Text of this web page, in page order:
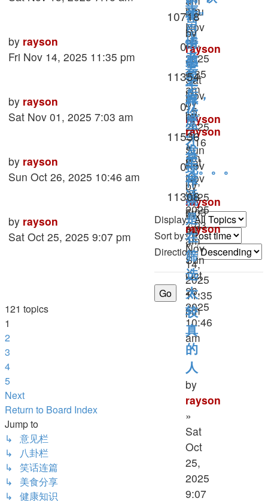
pm
Thu
Nov
20,
2025
6:35
am
来
自
于
妻
子
by
rayson
»
Sun
Nov
16,
2025
7:03
am
律”
by
rayson
»
Sat
Nov
15,
2025
7:16
am
当
上
老
板
后，
你
才
发
现。。。
by
rayson
»
Fri
Nov
14,
2025
11:35
pm
10718Views
Last
post
by rayson
Fri Nov 14, 2025 11:35 pm
情
感
之
旅
by
rayson
»
Sat
Nov
01,
2025
7:03
am
0Replies
11354Views
Last
post
by rayson
Sat Nov 01, 2025 7:03 am
什
麽
才
是
合
适
by
rayson
»
Sun
Oct
26,
2025
10:46
am
0Replies
11536Views
Last
post
by rayson
Sun Oct 26, 2025 10:46 am
工
作
就
是
在
筛
选
太
较
真
的
人
by
rayson
»
Sat
Oct
25,
2025
9:07
0Replies
11308Views
Last
post
by rayson
Sat Oct 25, 2025 9:07 pm
Display:
Sort by:
Direction:
121 topics
1
2
3
4
5
Next
Return to Board Index
Jump to
↳ 意见栏
↳ 八卦栏
↳ 笑话连篇
↳ 美食分享
↳ 健康知识